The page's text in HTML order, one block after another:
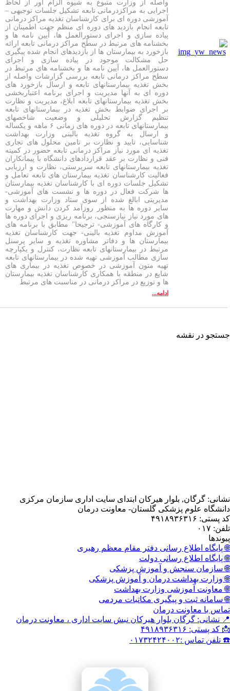
واصله از وزارت متبوع به شیوه الزام آور از لحاظ
اجرایی به مراکزدرمانی تابعه تشکیل جلسات توجیهی –
آموزشی دوره ای برای کارشناسان تغذیه مراکز درمانی
تابعه انجام بازدید های دوره ای منظم جهت اطمینان از
پیاده سازی و اجرای دستورالعمل ها، آیین نامه ها و
بخشنامه های مرتبط در سطح مراکز درمانی تابعه ارائه
بازخورد به بیمارستان ها از بازدیدهای انجام شده پیگیری
حل مشکالت موجود در پیاده سازی و اجرای
دستورالعمل ها، آیین نامه ها و بخشنامه های مرتبط در
سطح مراکز درمانی تابعه بررسی گزارشات واصله از
بخش تغذیه بیمارستانهای تابعه و ارسال بازخورد های
دوره ای به آنها مدیریت و اجرای برنامه اعتباربخشی
بخش تغذیه بیمارستانهای تابعه ابلاغ، مدیریت و نظارت
بر اجرای ضوابط بخش تغذیه در بیمارستانهای تابعه
تنظیم گزارش تحلیلی و وضعیت شاخصهای
بیمارستانهای تابعه در دوره های زمانی ۶ ماهه و یکساله
و ارسال به گروه تغذیه بالینی وزارت بهداشت
شناسایی، تایید و نظارت بر تامین محلول های تجاری
تغذیه ای مورد نیاز مراکز درمانی تابعه حضور در کمیته
فنی و نظارت بر عقد قراردادهای دانشگاه با پیمانکاران
تغذیه بیمارستانهای تابعه سرپرستی، نظارت و ارزیابی
فعالیت کارشناسان تغذیه بیمارستان های تابعه تعامل و
تشکیل جلسات دوره ای با کارشناسان تغذیه بیمارستان
ها شرکت فعال در دوره ها و نشست های آموزشی-
مدیریتی ابالغ شده از سوی ستاد وزارت بهداشت و
سایر دوره ها به منظور روزآمد کردن دانش و مهارت
های مورد نیاز نیازسنجی، برنامه ریزی و اجرای دوره ها
و کارگاه های آموزشی- ترجیحا" مطابق با برنامه های
آموزش مداوم تغذیه بالینی- جهت کارشناسان تغذیه
بیمارستان ها و دفاتر مشاوره تغذیه و سایر پرسنل
مرتبط در بیمارستانهای تابعه نظارت، کنترل و یکپارچه
سازی مطالب آموزشی تهیه شده در بیمارستانهای تابعه
تهیه متون آموزشی در خصوص تغذیه در بیماری های
شایع در منطقه با همکاری کارشناسان تغذیه بیمارستان
ها و توزیع در مراکز درمانی در مناسبت های مرتبط
بلوار هیرکان ابتدای سایت اداری سازمان مرکزی
پزشکی گلستان- معاونت درمان
رسانی دفتر مقام معظم رهبری
رسانی دولت
و آموزش پزشکی
درمان و آموزش پزشکی
وزارت بهداشت
و پیگیری مکاتبات مردمی
درمان
بلوار هیرکان نبش سایت اداری ، معاونت درمان